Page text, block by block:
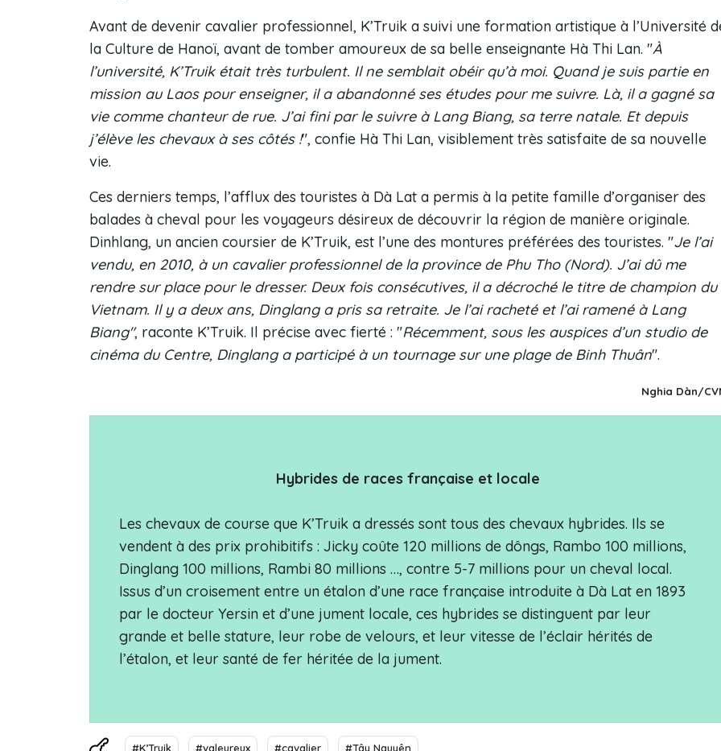
Avant de devenir cavalier professionnel, K’Truik a suivi une formation artistique à l’Université
la Culture de Hanoï, avant de tomber amoureux de sa belle enseignante Hà Thi Lan. "À
l’université, K’Truik était très turbulent. Il ne semblait obéir qu’à moi. Quand je suis partie en
mission au Laos pour enseigner, il a abandonné ses études pour me suivre. Là, il a gagné sa
vie comme chanteur de rue. J’ai fini par le suivre à Lang Biang, sa terre natale. Et depuis
j’élève les chevaux à ses côtés !", confie Hà Thi Lan, visiblement très satisfaite de sa nouvelle
vie.
Ces derniers temps, l’afflux des touristes à Dà Lat a permis à la petite famille d’organiser des
balades à cheval pour les voyageurs désireux de découvrir la région de manière originale.
Dinhlang, un ancien coursier de K’Truik, est l’une des montures préférées des touristes. "Je l’ai
vendu, en 2010, à un cavalier professionnel de la province de Phu Tho (Nord). J’ai dû me
rendre sur place pour le dresser. Deux fois consécutives, il a décroché le titre de champion du
Vietnam. Il y a deux ans, Dinglang a pris sa retraite. Je l’ai racheté et l’ai ramené à Lang
Biang", raconte K’Truik. Il précise avec fierté : "Récemment, sous les auspices d’un studio de
cinéma du Centre, Dinglang a participé à un tournage sur une plage de Binh Thuân".
Nghia Dàn/
Hybrides de races française et locale
Les chevaux de course que K’Truik a dressés sont tous des chevaux hybrides. Ils se
vendent à des prix prohibitifs : Jicky coûte 120 millions de dôngs, Rambo 100 millions,
Dinglang 100 millions, Rambi 80 millions …, contre 5-7 millions pour un cheval local.
Issus d’un croisement entre un étalon d’une race française introduite à Dà Lat en 1893
par le docteur Yersin et d’une jument locale, ces hybrides se distinguent par leur
grande et belle stature, leur robe de velours, et leur vitesse de l’éclair hérités de
l’étalon, et leur santé de fer héritée de la jument.
#K’Truik #valeureux #cavalier #Tây Nguyên